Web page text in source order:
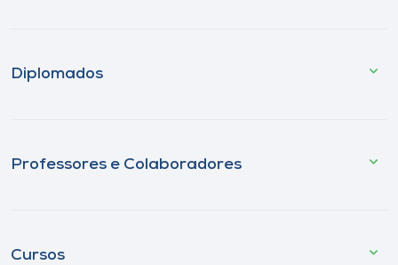
Diplomados
Professores e Colaboradores
Cursos